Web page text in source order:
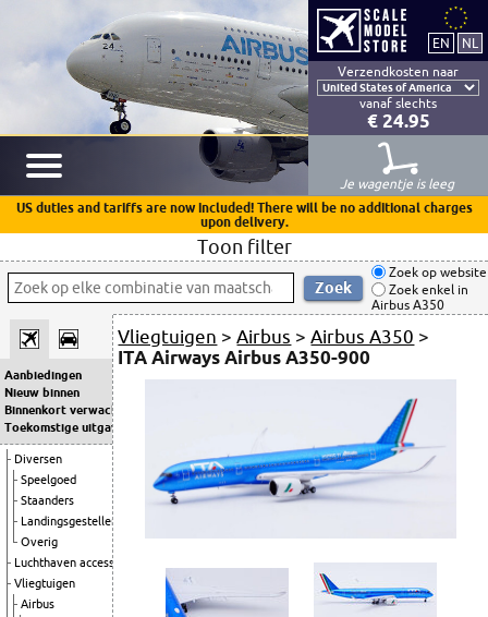
Verzendkosten naar
vanaf slechts
€ 24.95
Je wagentje is leeg
US duties and tariffs are now included! There will be no additional charges
upon delivery.
Toon filter
Zoek op website
Zoek enkel in
Airbus A350
Aanbiedingen
Nieuw binnen
Binnenkort verwacht
Toekomstige uitgaven
Diversen
Speelgoed
Staanders
Landingsgestellen
Overig
Luchthaven accessoires
Vliegtuigen
Airbus
Vliegtuigen >Airbus >Airbus A350 >
ITA Airways Airbus A350-900